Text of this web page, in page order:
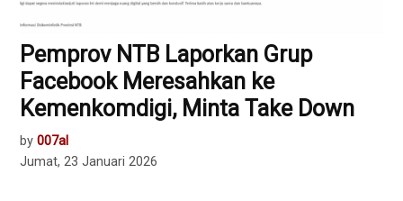
Pemprov NTB Laporkan Grup
Facebook Meresahkan ke
Kemenkomdigi, Minta Take Down
by 007al
Jumat, 23 Januari 2026